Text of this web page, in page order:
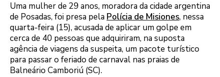
Uma mulher de 29 anos, moradora da cidade argentina
de Posadas, foi presa pela Polícia de Misiones, nessa
quarta-feira (15), acusada de aplicar um golpe em
cerca de 40 pessoas que adquiriram, na suposta
agência de viagens da suspeita, um pacote turístico
para passar o feriado de carnaval nas praias de
Balneário Camboriú (SC).